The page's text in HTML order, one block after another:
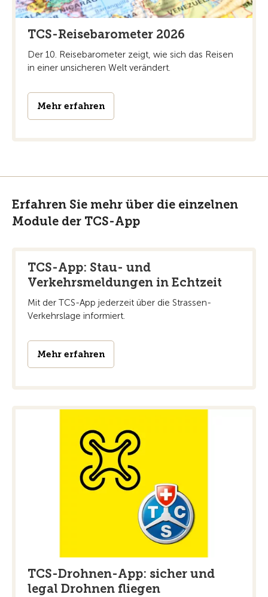
TCS-Reisebarometer 2026
Der 10. Reisebarometer zeigt, wie sich das Reisen
in einer unsicheren Welt verändert.
Mehr erfahren
Erfahren Sie mehr über die einzelnen
Module der TCS-App
TCS-App: Stau- und
Verkehrsmeldungen in Echtzeit
Mit der TCS-App jederzeit über die Strassen-
Verkehrslage informiert.
Mehr erfahren
TCS-Drohnen-App: sicher und
legal Drohnen fliegen